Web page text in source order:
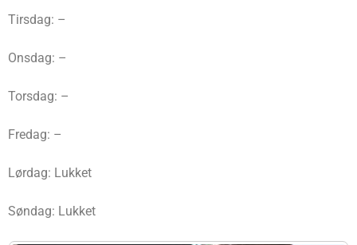
Tirsdag: –
Onsdag: –
Torsdag: –
Fredag: –
Lørdag: Lukket
Søndag: Lukket